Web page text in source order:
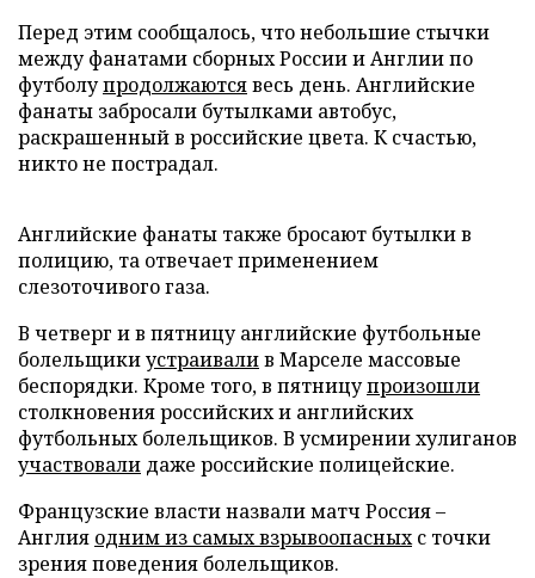
Перед этим сообщалось, что небольшие стычки
между фанатами сборных России и Англии по
футболупродолжаютсявесь день. Английские
фанаты забросали бутылками автобус,
раскрашенный в российские цвета. К счастью,
никто не пострадал.
Английские фанаты также бросают бутылки в
полицию, та отвечает применением
слезоточивого газа.
В четверг и в пятницу английские футбольные
болельщикиустраивалив Марселе массовые
беспорядки. Кроме того, в пятницупроизошли
столкновения российских и английских
футбольных болельщиков. В усмирении хулиганов
участвовали даже российские полицейские.
Французские власти назвали матч Россия –
Англия одним из самых взрывоопасныхс точки
зрения поведения болельщиков.